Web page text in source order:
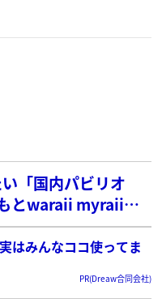
「国内パビリオ
とwaraii myraii
位は？
はみんなココ使ってま
PR(Dreaw合同会社)